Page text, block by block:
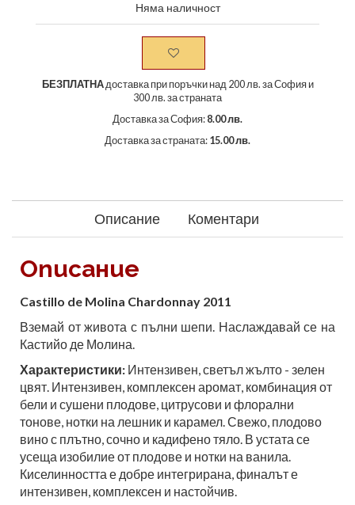
Няма наличност
БЕЗПЛАТНАдоставка при поръчки над 200 лв. за София и
300 лв. за страната
Доставка за София: 8.00 лв.
Доставка за страната: 15.00 лв.
Описание Коментари
Описание
Castillo de Molina Chardonnay 2011
Вземай от живота с пълни шепи. Наслаждавай се на
Кастийо де Молина.
Характеристики: Интензивен, светъл жълто - зелен
цвят. Интензивен, комплексен аромат, комбинация от
бели и сушени плодове, цитрусови и флорални
тонове, нотки на лешник и карамел. Свежо, плодово
вино с плътно, сочно и кадифено тяло. В устата се
усеща изобилие от плодове и нотки на ванила.
Киселинността е добре интегрирана, финалът е
интензивен, комплексен и настойчив.